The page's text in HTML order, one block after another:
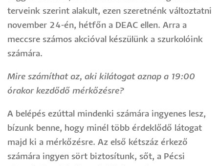
terveink szerint alakult, ezen szeretnénk változtatni
november 24-én, hétfőn a DEAC ellen. Arra a
meccsre számos akcióval készülünk a szurkolóink
számára.
Mire számíthat az, aki kilátogat aznap a 19:00
órakor kezdődő mérkőzésre?
A belépés ezúttal mindenki számára ingyenes lesz,
bízunk benne, hogy minél több érdeklődő látogat
majd ki a mérkőzésre. Az első kétszáz érkező
számára ingyen sört biztosítunk, sőt, a Pécsi